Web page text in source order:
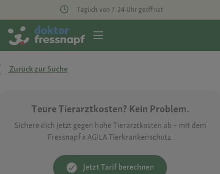
Täglich von 7-24 Uhr geöffnet
Zurück zur Suche
Teure Tierarztkosten? Kein Problem.
Sichere dich jetzt gegen hohe Tierarztkosten ab – mit dem
Fressnapf x AGILA Tierkrankenschutz.
Jetzt Tarif berechnen